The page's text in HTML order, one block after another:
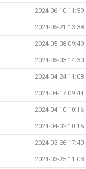
2024-06-10 11:59
2024-05-21 13:38
2024-05-08 09:49
2024-05-03 14:30
2024-04-24 11:08
2024-04-17 09:44
2024-04-10 10:16
2024-04-02 10:15
2024-03-26 17:40
2024-03-25 11:03